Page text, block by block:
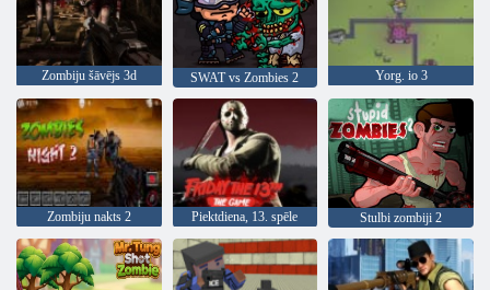
Zombiju šāvējs 3d SWAT vs Zombies 2 Yorg. io 3
Zombiju nakts 2 Piektdiena, 13. spēle Stulbi zombiji 2